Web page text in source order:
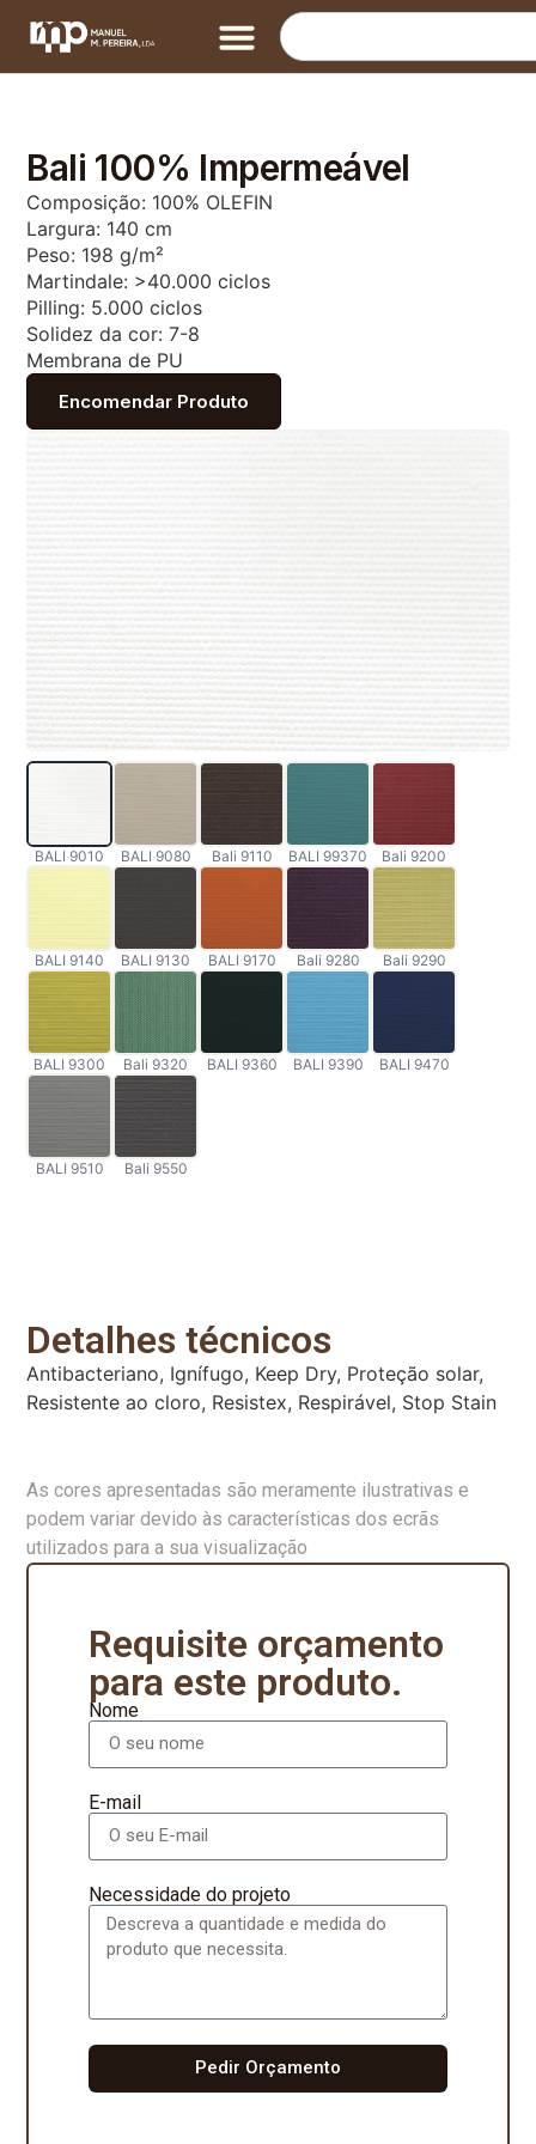
BALI 9010 BALI 9080 Bali 9110 BALI 99370 Bali 9200
BALI 9140 BALI 9130 BALI 9170 Bali 9280 Bali 9290
BALI 9300 Bali 9320 BALI 9360 BALI 9390 BALI 9470
BALI 9510 Bali 9550
Bali 100% Impermeável
Composição: 100% OLEFIN
Largura: 140 cm
Peso: 198 g/m²
Martindale: >40.000 ciclos
Pilling: 5.000 ciclos
Solidez da cor: 7-8
Membrana de PU
Encomendar Produto
Detalhes técnicos
Antibacteriano, Ignífugo, Keep Dry, Proteção solar,
Resistente ao cloro, Resistex, Respirável, Stop Stain
As cores apresentadas são meramente ilustrativas e
podem variar devido às características dos ecrãs
utilizados para a sua visualização
Requisite orçamento
para este produto.
Nome
E-mail
Necessidade do projeto
Pedir Orçamento